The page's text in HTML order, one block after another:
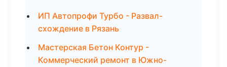
ИП Автопрофи Турбо - Развал-
схождение в Рязань
Мастерская Бетон Контур -
Коммерческий ремонт в Южно-